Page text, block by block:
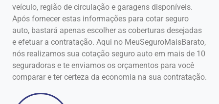
veículo, região de circulação e garagens disponíveis.
Após fornecer estas informações para cotar seguro
auto, bastará apenas escolher as coberturas desejadas
e efetuar a contratação. Aqui no MeuSeguroMaisBarato,
nós realizamos sua cotação seguro auto em mais de 10
seguradoras e te enviamos os orçamentos para você
comparar e ter certeza da economia na sua contratação.